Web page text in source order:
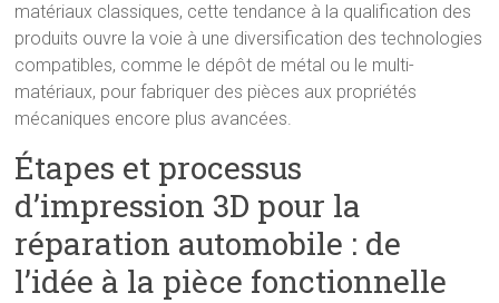
matériaux classiques, cette tendance à la qualification des
produits ouvre la voie à une diversification des technologies
compatibles, comme le dépôt de métal ou le multi-
matériaux, pour fabriquer des pièces aux propriétés
mécaniques encore plus avancées.
Étapes et processus
d’impression 3D pour la
réparation automobile : de
l’idée à la pièce fonctionnelle